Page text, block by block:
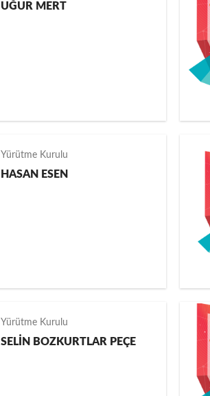
UĞUR MERT
Yürütme Kurulu
HASAN ESEN
Yürütme Kurulu
SELİN BOZKURTLAR PEÇE